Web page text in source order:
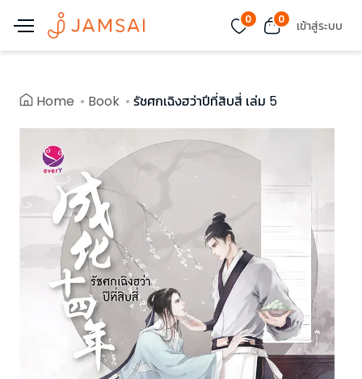
0 0 เข้าสู่ระบบ
Home Book รัชศกเฉิงฮว่าปีที่สิบสี่ เล่ม 5